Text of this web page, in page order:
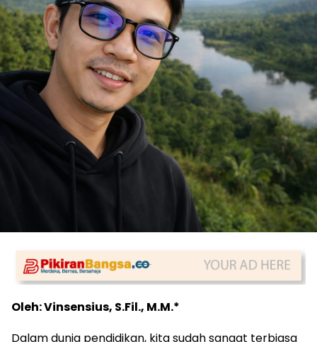
Oleh: Vinsensius, S.Fil., M.M.*
Dalam dunia pendidikan, kita sudah sangat terbiasa